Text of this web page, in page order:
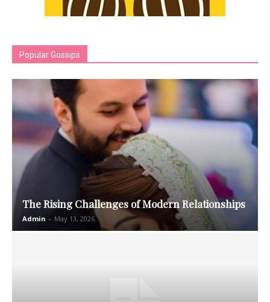
Popular Gossips
The Rising Challenges of Modern Relationships
Admin - May 13, 2026